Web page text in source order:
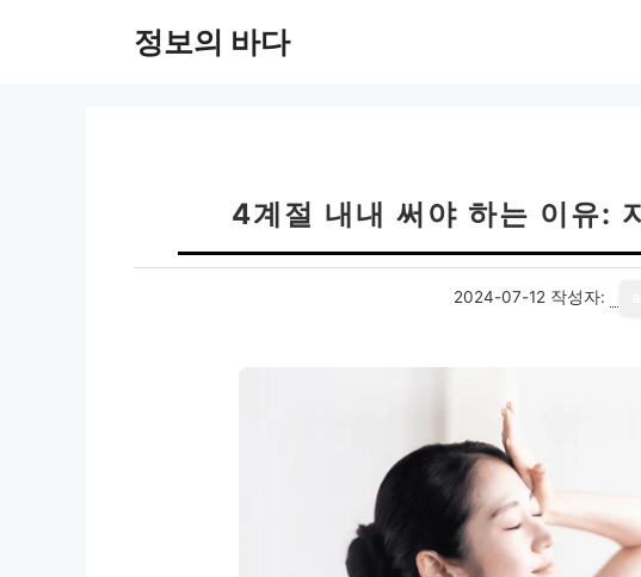
정보의 바다
4계절 내내 써야 하는 이유:
2024-07-12 작성자: